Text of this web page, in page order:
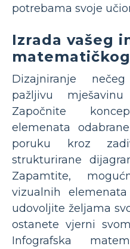
potrebama svoje
Izrada vašeg
Dizajniranje
pažljivu
Započnite
elemenata
poruku kroz
strukturirane
Zapamtite,
vizualnih
udovoljite željama
ostanete vjerni
Infografska